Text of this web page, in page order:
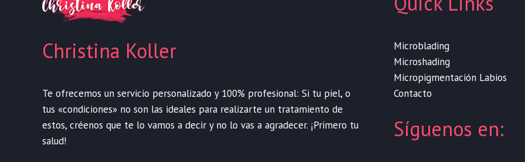
Christina Koller
Te ofrecemos un servicio personalizado y 100% profesional: Si tu piel, o
tus «condiciones» no son las ideales para realizarte un tratamiento de
estos, créenos que te lo vamos a decir y no lo vas a agradecer. ¡Primero tu
salud!
Microblading
Microshading
Micropigmentación Labios
Contacto
Síguenos en: